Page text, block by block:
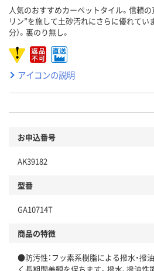
人気のおすすめカーペットタイル。信頼
リン”を施して土砂汚れにさらに優れてい
分）。裏のり無し。
アイコンの説明
お申込番号
AK39182
型番
GA10714T
商品の特徴
●防汚性：フッ素系樹脂による撥水・撥